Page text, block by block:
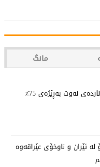
مانگ
وەزیری نەوتی عێراق: هەناردەی نەوت بەڕێژەی 75٪
ئێران و ناوخۆی عێراقەوە